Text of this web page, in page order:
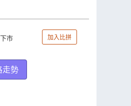
市 加入比拼
走勢